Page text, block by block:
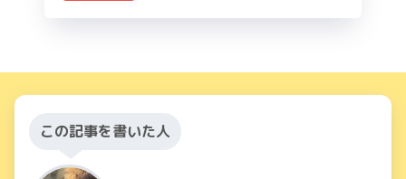
この記事を書いた人